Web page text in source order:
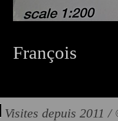
François
Visites depuis 2011